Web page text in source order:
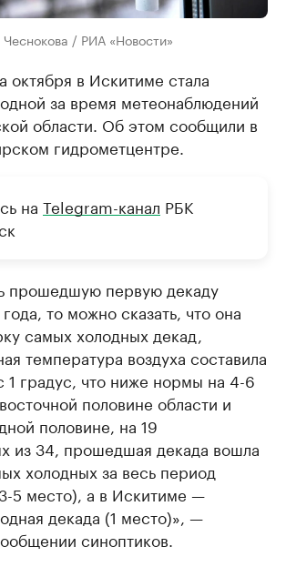
/ РИА «Новости»
октября в Искитиме стала
за время метеонаблюдений
области. Об этом сообщили в
гидрометцентре.
на Telegram-канал РБК
прошедшую первую декаду
то можно сказать, что она
самых холодных декад,
температура воздуха составила
1 градус, что ниже нормы на 4-6
половине области и
половине, на 19
из 34, прошедшая декада вошла
холодных за весь период
5 место), а в Искитиме —
декада (1 место)», —
синоптиков.